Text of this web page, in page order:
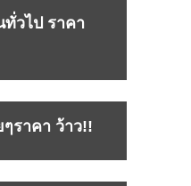
ทั่วไป ราคา
ราคา ว้าว!!